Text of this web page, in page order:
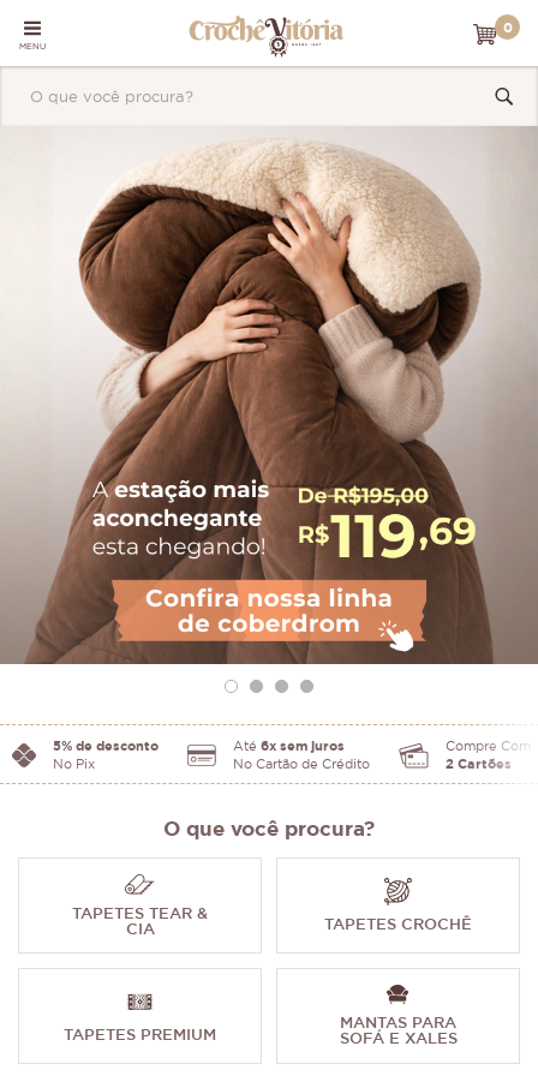
MENU
0
5% de desconto
No Pix
Até 6x sem juros
No Cartão de Crédito
Compre Com
2 Cartões
O que você procura?
TAPETES TEAR &
CIA
TAPETES CROCHÊ
TAPETES PREMIUM
MANTAS PARA
SOFÁ E XALES